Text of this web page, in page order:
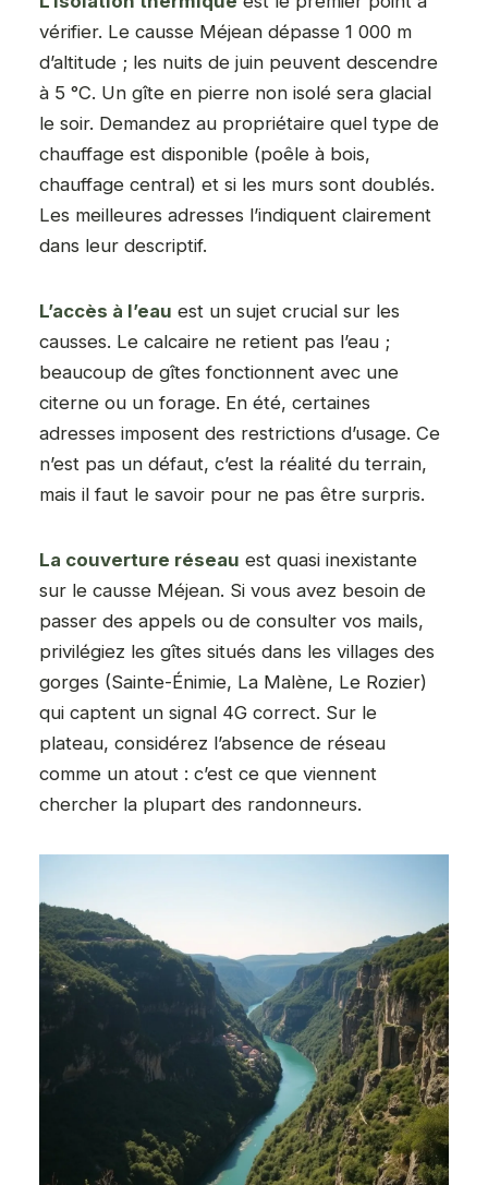
vérifier. Le causse Méjean dépasse 1 000 m
d’altitude ; les nuits de juin peuvent descendre
à 5 °C. Un gîte en pierre non isolé sera glacial
le soir. Demandez au propriétaire quel type de
chauffage est disponible (poêle à bois,
chauffage central) et si les murs sont doublés.
Les meilleures adresses l’indiquent clairement
dans leur descriptif.
L’accès à l’eau est un sujet crucial sur les
causses. Le calcaire ne retient pas l’eau ;
beaucoup de gîtes fonctionnent avec une
citerne ou un forage. En été, certaines
adresses imposent des restrictions d’usage. Ce
n’est pas un défaut, c’est la réalité du terrain,
mais il faut le savoir pour ne pas être surpris.
La couverture réseau est quasi inexistante
sur le causse Méjean. Si vous avez besoin de
passer des appels ou de consulter vos mails,
privilégiez les gîtes situés dans les villages des
gorges (Sainte-Énimie, La Malène, Le Rozier)
qui captent un signal 4G correct. Sur le
plateau, considérez l’absence de réseau
comme un atout : c’est ce que viennent
chercher la plupart des randonneurs.